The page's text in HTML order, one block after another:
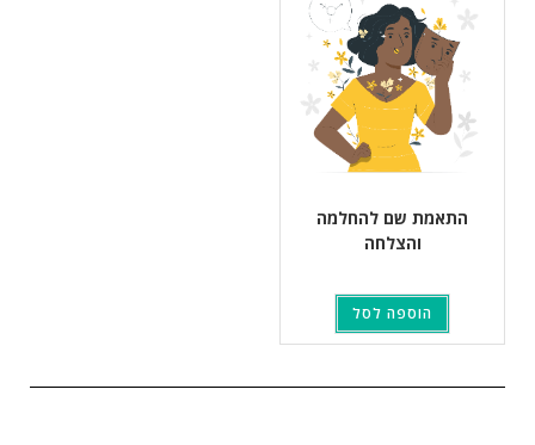
התאמת שם להחלמה
והצלחה
הוספה לסל